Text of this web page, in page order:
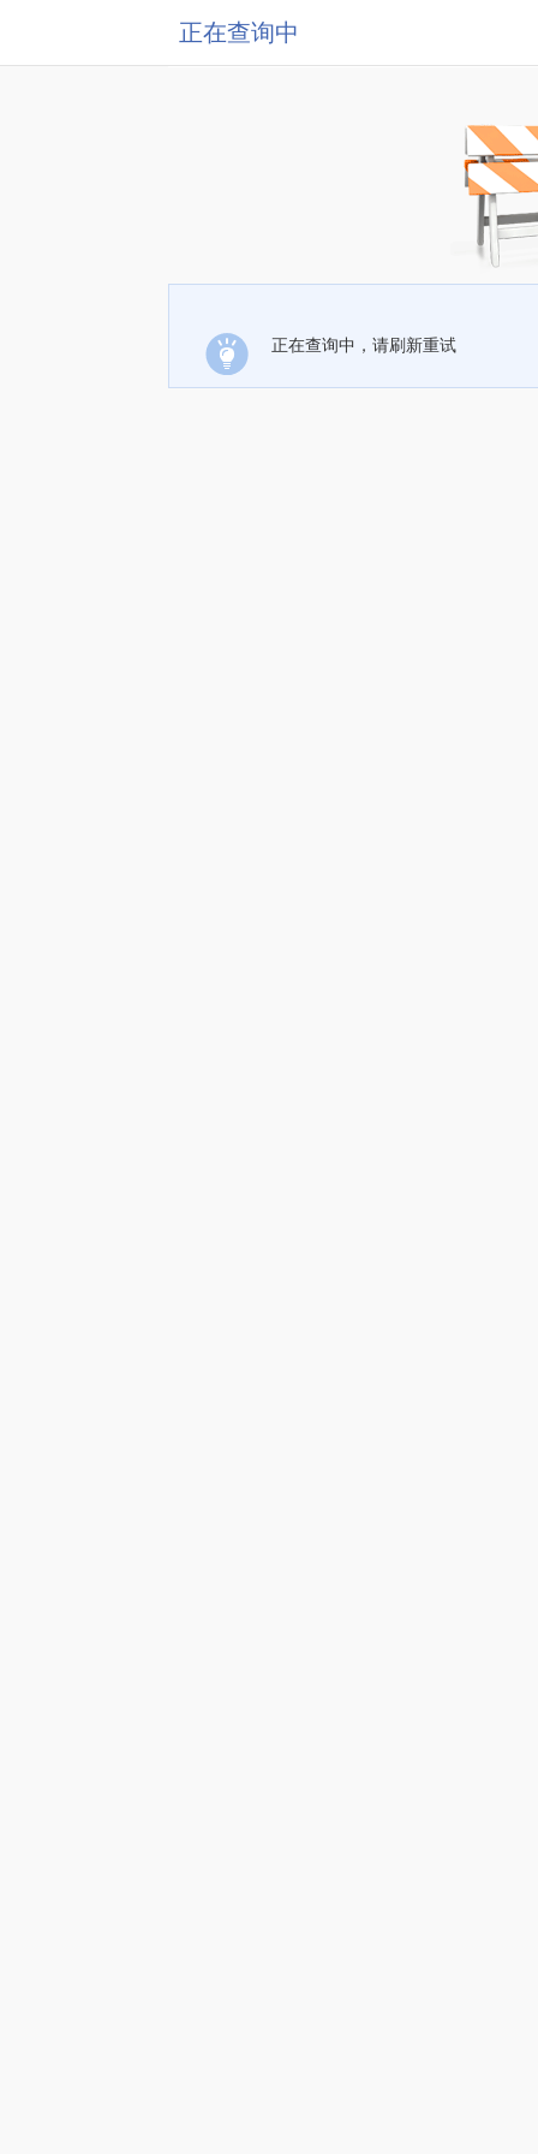
正在查询中
正在查询中，请刷新重试